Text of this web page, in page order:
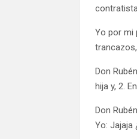
Yo por mi
Don
hija y, 2.
Don
Yo: Jajaja